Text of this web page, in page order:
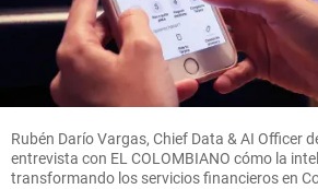
De reina del salto
alto a dueña de las
vallas: María
Fernanda Murillo
hizo historia en
share
Rubén Darío Vargas, Chief Data & AI Officer
entrevista con EL COLOMBIANO cómo la
transformando los servicios financieros en